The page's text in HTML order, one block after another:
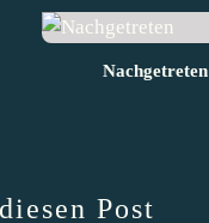
Nachgetreten
Post